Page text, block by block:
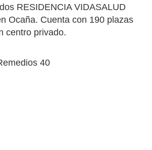
RESIDENCIA VIDASALUD
Ocaña. Cuenta con 190 plazas
centro privado.
40